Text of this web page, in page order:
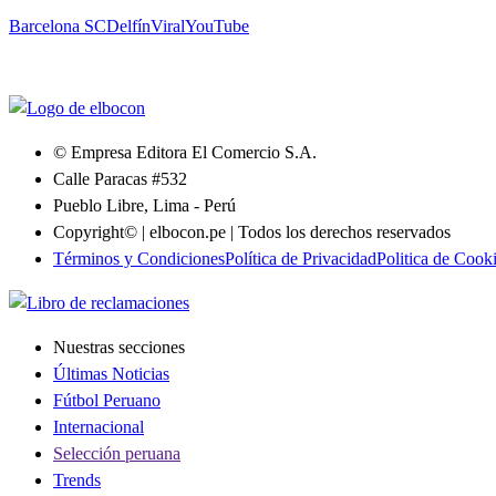
Barcelona SCDelfínViralYouTube
© Empresa Editora El Comercio S.A.
Calle Paracas #532
Pueblo Libre, Lima - Perú
Copyright© | elbocon.pe | Todos los derechos reservados
Términos y CondicionesPolítica de PrivacidadPolitica de
Nuestras secciones
Últimas Noticias
Fútbol Peruano
Internacional
Selección peruana
Trends